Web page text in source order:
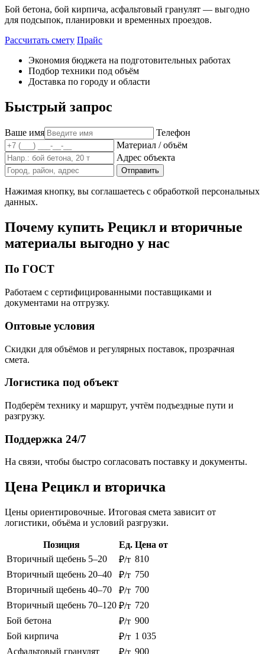
Бой бетона, бой кирпича, асфальтовый гранулят — выгодно
для подсыпок, планировки и временных проездов.
Рассчитать смету Прайс
Экономия бюджета на подготовительных работах
Подбор техники под объём
Доставка по городу и области
Быстрый запрос
Ваше имя
Телефон
Материал / объём
Адрес объекта
Отправить
Нажимая кнопку, вы соглашаетесь с обработкой персональных
данных.
Почему купить Рецикл и вторичные
материалы выгодно у нас
По ГОСТ
Работаем с сертифицированными поставщиками и
документами на отгрузку.
Оптовые условия
Скидки для объёмов и регулярных поставок, прозрачная
смета.
Логистика под объект
Подберём технику и маршрут, учтём подъездные пути и
разгрузку.
Поддержка 24/7
На связи, чтобы быстро согласовать поставку и документы.
Цена Рецикл и вторичка
Цены ориентировочные. Итоговая смета зависит от
логистики, объёма и условий разгрузки.
Позиция Ед. Цена от
Вторичный щебень 5–20
₽/т 810
Вторичный щебень 20–40
₽/т 750
Вторичный щебень 40–70
₽/т 700
Вторичный щебень 70–120 ₽/т 720
Бой бетона
₽/т 900
Бой кирпича
₽/т 1 035
Асфальтовый гранулят
900